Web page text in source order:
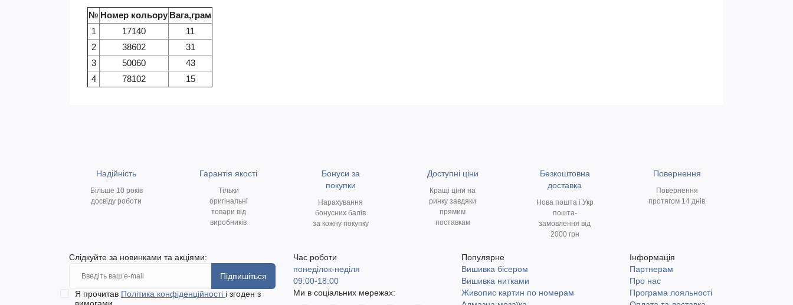
№ Номер кольору Вага,грам
1
17140
11
2
38602
31
3
50060
43
4
78102 15
Надійність
Більше 10 років
досвіду роботи
Гарантія якості
Тільки
оригінальні
товари від
виробників
Бонуси за
покупки
Нарахування
бонусних балів
за кожну покупку
Доступні ціни
Кращі ціни на
ринку завдяки
прямим
поставкам
Безкоштовна
доставка
Нова пошта і Укр
пошта-
замовлення від
2000 грн
Повернення
Повернення
протягом 14 днів
Слідкуйте за новинками та акціями:
Підпишіться
Я прочитав Політика конфіденційності і згоден з
Час роботи
понеділок-неділя
09:00-18:00
Ми в соціальних мережах:
Популярне
Вишивка бісером
Вишивка нитками
Живопис картин по номерам
Інформація
Партнерам
Про нас
Програма лояльності